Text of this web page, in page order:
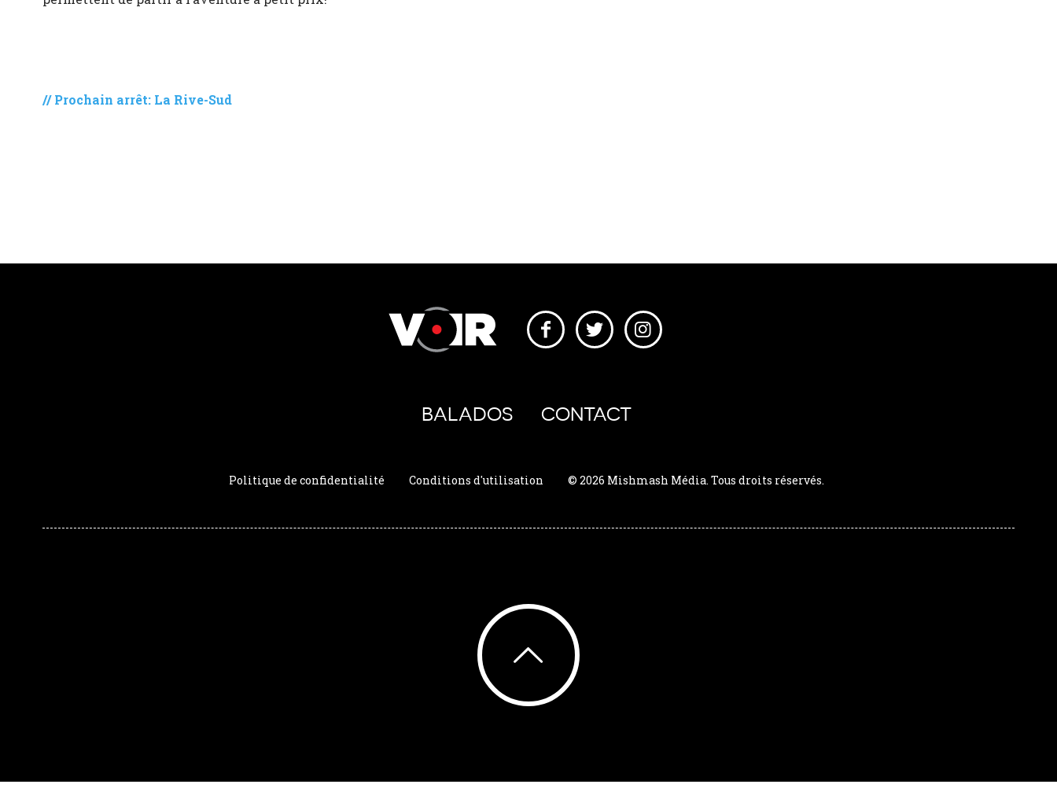
// Prochain arrêt: La Rive-Sud
BALADOS CONTACT
Politique de confidentialité Conditions d'utilisation © 2026 Mishmash Média. Tous droits réservés.